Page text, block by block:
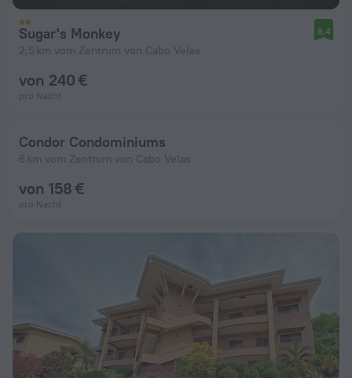
Sugar's Monkey
2,5 km vom Zentrum von Cabo Velas
8,4
von 240 €
pro Nacht
Condor Condominiums
6 km vom Zentrum von Cabo Velas
von 158 €
pro Nacht